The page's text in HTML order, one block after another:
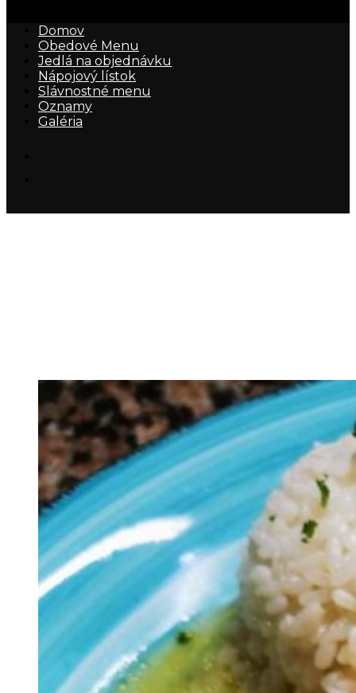
Domov
Obedové Menu
Jedlá na objednávku
Nápojový lístok
Slávnostné menu
Oznamy
Galéria